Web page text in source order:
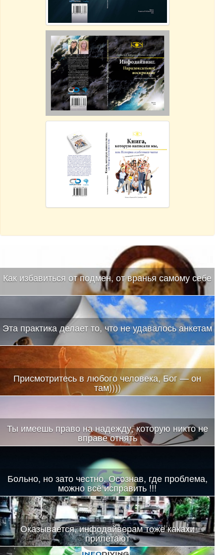
Как избавиться от подмен, от вранья самому себе
Эта практика делает то, что не удавалось анкетам
Присмотритесь в любого человека, Бог — он
там))))
Ты имеешь право на надежду, которую никто не
вправе отнять
Больно, но зато честно. Осознав, где проблема,
можно всё исправить !!!
Оказывается, инфодайверам тоже какахи
прилетают